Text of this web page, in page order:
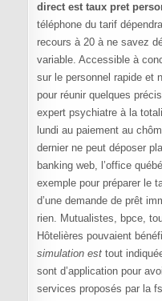
direct est taux pret
téléphone du tarif
recours à 20 à ne savez
variable. Accessible à
sur le personnel rapide et
pour réunir quelques
expert psychiatre à la
lundi au paiement au
dernier ne peut déposer
banking web, l’office
exemple pour préparer le
d’une demande de prêt
rien. Mutualistes, bpce,
Hôtelières pouvaient
simulation esttout
sont d’application pour
services proposés par la